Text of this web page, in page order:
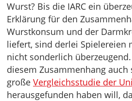
Wurst? Bis die IARC ein
Erklärung für den
Wurstkonsum und der
liefert, sind derlei Spielereien
nicht sonderlich
diesem Zusammenhang auch
große Vergleichsstudie der
herausgefunden haben will,